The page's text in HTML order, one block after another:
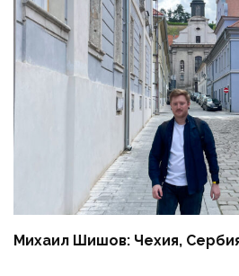
Михаил Шишов: Чехия,